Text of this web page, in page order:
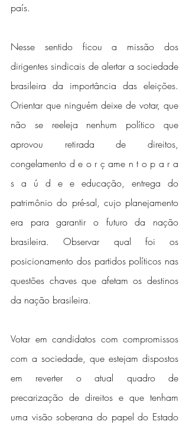
país.
Nesse sentido ficou a missão dos
dirigentes sindicais de alertar a sociedade
brasileira da importância das eleições.
Orientar que ninguém deixe de votar, que
não se reeleja nenhum político que
aprovou retirada de direitos,
congelamento d e o r ç ame n t o p a r a
s a ú d e e educação, entrega do
patrimônio do pré-sal, cujo planejamento
era para garantir o futuro da nação
brasileira. Observar qual foi os
posicionamento dos partidos políticos nas
questões chaves que afetam os destinos
da nação brasileira.
Votar em candidatos com compromissos
com a sociedade, que estejam dispostos
em reverter o atual quadro de
precarização de direitos e que tenham
uma visão soberana do papel do Estado